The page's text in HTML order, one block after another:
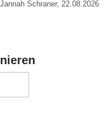
Schraner, 22.08.2026